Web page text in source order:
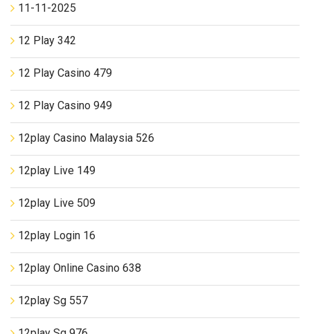
11-11-2025
12 Play 342
12 Play Casino 479
12 Play Casino 949
12play Casino Malaysia 526
12play Live 149
12play Live 509
12play Login 16
12play Online Casino 638
12play Sg 557